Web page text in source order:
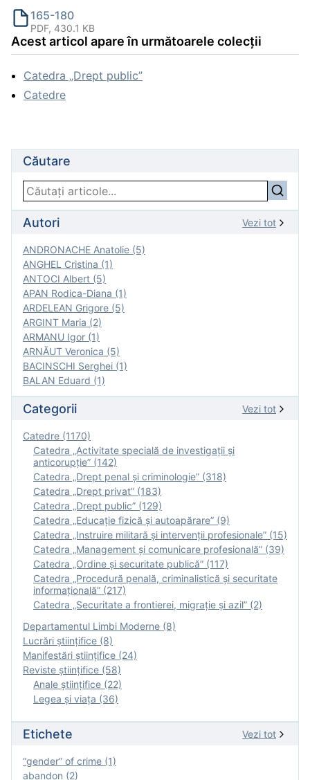
165-180
PDF, 430.1 KB
Acest articol apare în următoarele colecții
Catedra „Drept public”
Catedre
Căutare
Autori Vezi tot
ANDRONACHE Anatolie (5)
ANGHEL Cristina (1)
ANTOCI Albert (5)
APAN Rodica-Diana (1)
ARDELEAN Grigore (5)
ARGINT Maria (2)
ARMANU Igor (1)
ARNĂUT Veronica (5)
BACINSCHI Serghei (1)
BALAN Eduard (1)
Categorii Vezi tot
Catedre (1170)
Catedra „Activitate specială de investigaţii şi
anticorupție” (142)
Catedra „Drept penal și criminologie” (318)
Catedra „Drept privat” (183)
Catedra „Drept public” (129)
Catedra „Educație fizică şi autoapărare” (9)
Catedra „Instruire militară şi intervenţii profesionale” (15)
Catedra „Management și comunicare profesională” (39)
Catedra „Ordine și securitate publică” (117)
Catedra „Procedură penală, criminalistică și securitate
informațională” (217)
Catedra „Securitate a frontierei, migrație și azil” (2)
Departamentul Limbi Moderne (8)
Lucrări științifice (8)
Manifestări ştiinţifice (24)
Reviste ştiinţifice (58)
Anale ştiinţifice (22)
Legea şi viaţa (36)
Etichete Vezi tot
“gender” of crime (1)
abandon (2)